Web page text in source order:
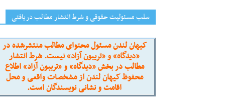
سلب مسئولیت حقوقی و شرط انتشار مطالب دریافتی
کیهان لندن مسئول محتوای مطالب منتشرشده در
«دیدگاه» و «تریبون آزاد» نیست. شرط انتشار
مطالب در بخش «دیدگاه» و «تریبون آزاد» اطلاع
محفوظ کیهان لندن از مشخصات واقعی و محل
اقامت و نشانی نویسندگان است.